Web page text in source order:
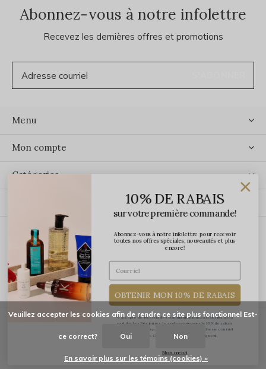
Abonnez-vous à notre infolettre
Recevez les dernières offres et promotions
Menu
Mon compte
Catégories
ÉCRIVEZ-NOUS
Les Précieuses
Veuillez accepter les cookies afin de rendre ce site plus fonctionnel Est-
ce correct? Oui Non
En savoir plus sur les témoins (cookies) »
10% DE RABAIS
sur votre première commande!
Abonnez-vous à notre infolettre pour recevoir
toutes nos offres spéciales, nouveautés et plus
encore!
OBTENIR MON 10% DE RABAIS
*J'accepte de recevoir des communications par courriel de la
part de Les Précieuses. Le code promo pour le 10% de rabais
vous sera transmis par courriel une fois votre adresse courriel
confirmée. Certaines exclusions s'appliquent.
Non merci